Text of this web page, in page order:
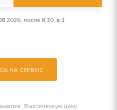
после 8:30, в 1
НА СЕРВИС
Фактическую цену